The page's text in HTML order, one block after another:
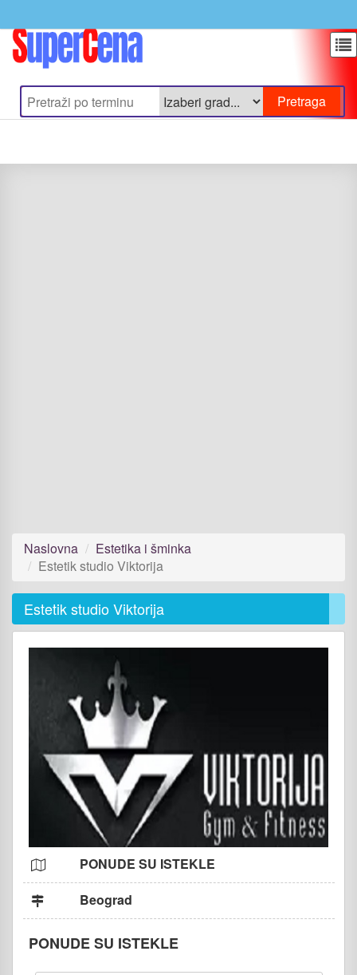
Naslovna
Estetika i šminka
Estetik studio Viktorija
Estetik studio Viktorija
PONUDE SU ISTEKLE
Beograd
PONUDE SU ISTEKLE